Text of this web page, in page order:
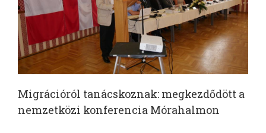
Migrációról tanácskoznak: megkezdődött a
nemzetközi konferencia Mórahalmon